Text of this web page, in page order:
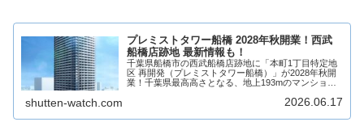
プレミストタワー船橋 2028年秋開業！西武
船橋店跡地 最新情報も！
千葉県船橋市の西武船橋店跡地に「本町1丁目特定地
区 再開発（プレミストタワー船橋）」が2028年秋開
業！千葉県最高高さとなる、地上193mのマンション
業施設には様々なジャンルの複数店舗が出店...
shutten-watch.com 2026.06.17